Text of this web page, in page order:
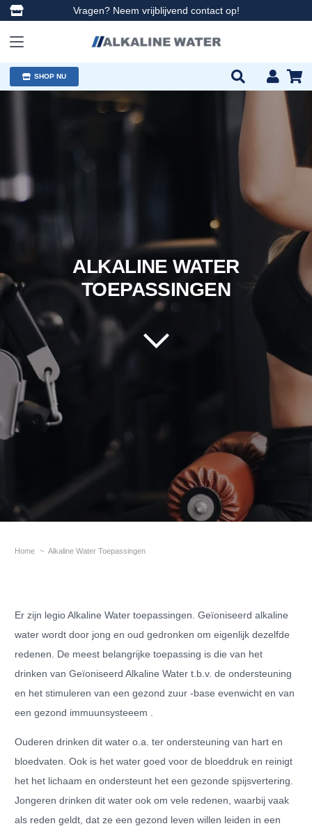
Vragen? Neem vrijblijvend contact op!
SHOP NU
ALKALINE WATER
TOEPASSINGEN
Home ~ Alkaline Water Toepassingen
Er zijn legio Alkaline Water toepassingen. Geïoniseerd alkaline
water wordt door jong en oud gedronken om eigenlijk dezelfde
redenen. De meest belangrijke toepassing is die van het
drinken van Geïoniseerd Alkaline Water t.b.v. de ondersteuning
en het stimuleren van een gezond zuur -base evenwicht en van
een gezond immuunsysteeem .
Ouderen drinken dit water o.a. ter ondersteuning van hart en
bloedvaten. Ook is het water goed voor de bloeddruk en reinigt
het het lichaam en ondersteunt het een gezonde spijsvertering.
Jongeren drinken dit water ook om vele redenen, waarbij vaak
als reden geldt, dat ze een gezond leven willen leiden in een